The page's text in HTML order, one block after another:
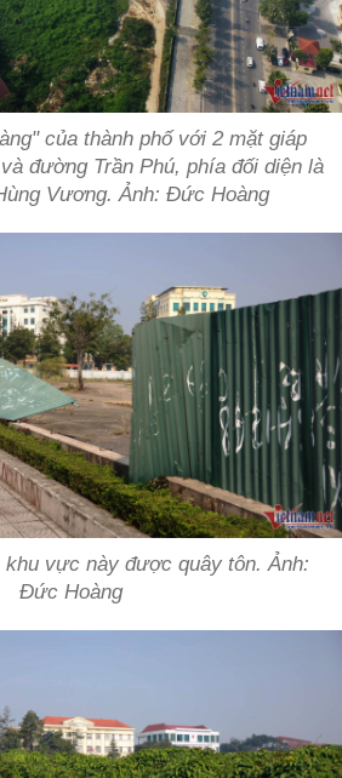
của thành phố với 2 mặt giáp
đường Trần Phú, phía đối diện là
Vương. Ảnh: Đức Hoàng
khu vực này được quây tôn. Ảnh:
Đức Hoàng